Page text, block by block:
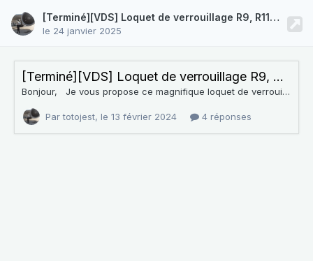
[Terminé][VDS] Loquet de verrouillage R9, R11, Espace (et j'en oublie surement) neuf
le 24 janvier 2025
[Terminé][VDS] Loquet de verrouillage R9, R11, Espace (et j'en oublie surement) neuf
Bonjour, Je vous propose ce magnifique loquet de verrouillage pour R9, R11 ou Espace (pour les modèles dont je suis sur, car je ne sais plus si on le trouve aussi sur R5 ou R18 par exemple...), tout neuf dans son emballage. Comme je sais que nous avons certains fans de R9 ou de R11 par ici, si vous en avez besoin, n'hésitez pas Prix: 5 euros Envoi possible en lettre suivie (j'ai presque envie de dire qu'on peut tenter le moins de 20g et re
Par totojest, le 13 février 2024 4 réponses